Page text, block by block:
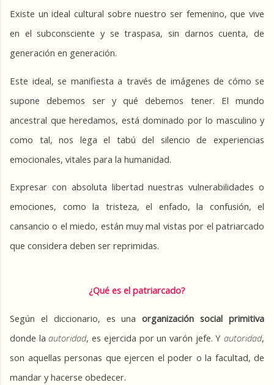
Existe un ideal cultural sobre nuestro ser femenino, que vive
en el subconsciente y se traspasa, sin darnos cuenta, de
generación en generación.
Este ideal, se manifiesta a través de imágenes de cómo se
supone debemos ser y qué debemos tener. El mundo
ancestral que heredamos, está dominado por lo masculino y
como tal, nos lega el tabú del silencio de experiencias
emocionales, vitales para la humanidad.
Expresar con absoluta libertad nuestras vulnerabilidades o
emociones, como la tristeza, el enfado, la confusión, el
cansancio o el miedo, están muy mal vistas por el patriarcado
que considera deben ser reprimidas.
¿Qué es el patriarcado?
Según el diccionario, es una organización social primitiva
donde la autoridad, es ejercida por un varón jefe. Y autoridad,
son aquellas personas que ejercen el poder o la facultad, de
mandar y hacerse obedecer.